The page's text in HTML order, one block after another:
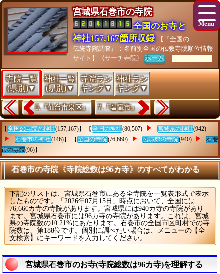
宮城県石巻市の寺院
全国のお寺と
神社157,167箇所収録
【『全国の
伝統寺院調査』：名前別全国の仏教寺院順位情報
サイト】《サーチ寺院》ホーム [As of 26/07/28]
寺院一覧
(県別)▼
神社一覧
(県別)▼
寺院ラン
キング▼
神社ラン
キング▼
5.『仙台市泉区』 7.『塩竈市』
【 全国の寺院と神社(157,167)】 【 全国の神社(80,507) 宮城県の神社(942)
石巻市の神社(146)】 【 全国の寺院(76,660) 宮城県の寺院(940)
石巻
市の寺院(96)】
石巻市の寺院《寺院総数は96カ寺》のすべてがわかる
下記のリストは、宮城県石巻市にある全寺院を一覧表形式で表示
したものです。「2026年07月15日」時点において、全国には
76,660カ寺の寺院があります。宮城県には940カ寺の寺院があり
ます。宮城県石巻市には96カ寺の寺院があります。これは、宮城
県の寺院数の10.21%にあたります。石巻市の全国市区町村での寺
院数は、第188位です。個別に調べたい場合は、メニューの【全
文検索】にキーワードを入力してください。
宮城県石巻市のお寺(寺院総数は96カ寺)を理解する